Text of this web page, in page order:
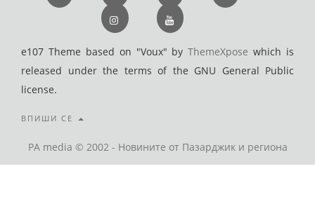
e107 Theme based on "Voux" byThemeXpose which is
released under the terms of the GNU General Public
license.
ВПИШИ СЕ
PA media © 2002 - Новините от Пазарджик и региона